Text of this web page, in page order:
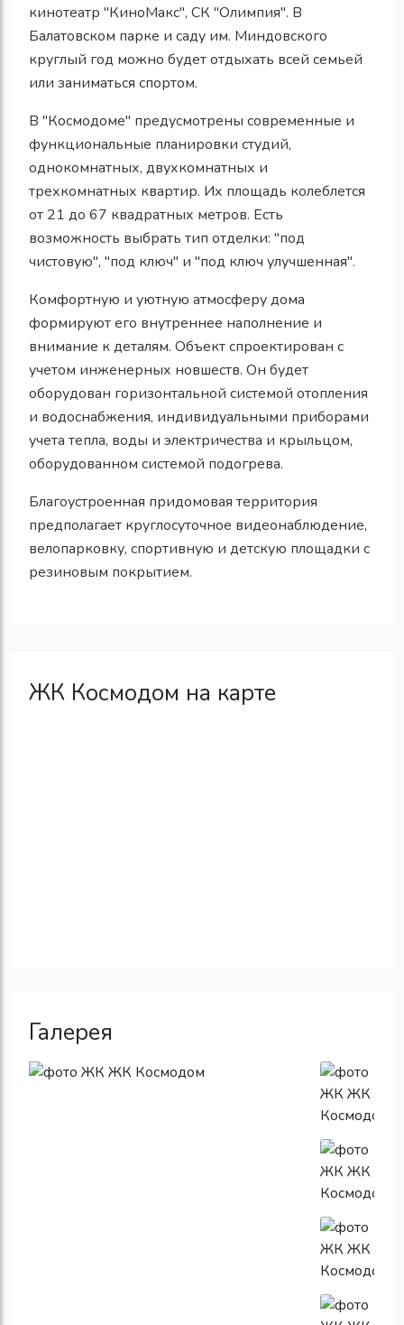
кинотеатр "КиноМакс", СК "Олимпия". В
Балатовском парке и саду им. Миндовского
круглый год можно будет отдыхать всей семьей
или заниматься спортом.
В "Космодоме" предусмотрены современные и
функциональные планировки студий,
однокомнатных, двухкомнатных и
трехкомнатных квартир. Их площадь колеблется
от 21 до 67 квадратных метров. Есть
возможность выбрать тип отделки: "под
чистовую", "под ключ" и "под ключ улучшенная".
Комфортную и уютную атмосферу дома
формируют его внутреннее наполнение и
внимание к деталям. Объект спроектирован с
учетом инженерных новшеств. Он будет
оборудован горизонтальной системой отопления
и водоснабжения, индивидуальными приборами
учета тепла, воды и электричества и крыльцом,
оборудованном системой подогрева.
Благоустроенная придомовая территория
предполагает круглосуточное видеонаблюдение,
велопарковку, спортивную и детскую площадки с
резиновым покрытием.
ЖК Космодом на карте
Галерея